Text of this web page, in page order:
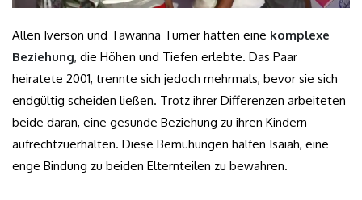
Allen Iverson und Tawanna Turner hatten eine komplexe
Beziehung, die Höhen und Tiefen erlebte. Das Paar
heiratete 2001, trennte sich jedoch mehrmals, bevor sie sich
endgültig scheiden ließen. Trotz ihrer Differenzen arbeiteten
beide daran, eine gesunde Beziehung zu ihren Kindern
aufrechtzuerhalten. Diese Bemühungen halfen Isaiah, eine
enge Bindung zu beiden Elternteilen zu bewahren.